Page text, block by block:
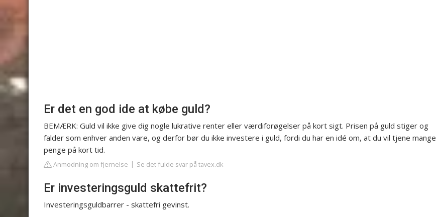
Er det en god ide at købe guld?
BEMÆRK: Guld vil ikke give dig nogle lukrative renter eller værdiforøgelser på kort sigt. Prisen på guld stiger og
falder som enhver anden vare, og derfor bør du ikke investere i guld, fordi du har en idé om, at du vil tjene mange
penge på kort tid.
Anmodning om fjernelse Se det fulde svar på tavex.dk
Er investeringsguld skattefrit?
Investeringsguldbarrer - skattefri gevinst.